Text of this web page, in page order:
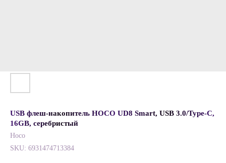
USB флеш-накопитель HOCO UD8 Smart, USB 3.0/Type-C,
16GB, серебристый
Hoco
SKU: 6931474713384